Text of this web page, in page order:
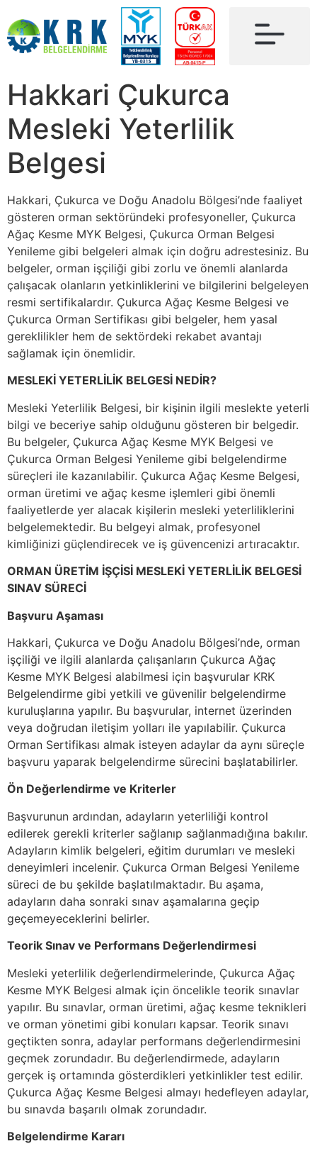
Hakkari Çukurca
Mesleki Yeterlilik
Belgesi
Hakkari, Çukurca ve Doğu Anadolu Bölgesi’nde faaliyet
gösteren orman sektöründeki profesyoneller, Çukurca
Ağaç Kesme MYK Belgesi, Çukurca Orman Belgesi
Yenileme gibi belgeleri almak için doğru adrestesiniz. Bu
belgeler, orman işçiliği gibi zorlu ve önemli alanlarda
çalışacak olanların yetkinliklerini ve bilgilerini belgeleyen
resmi sertifikalardır. Çukurca Ağaç Kesme Belgesi ve
Çukurca Orman Sertifikası gibi belgeler, hem yasal
gereklilikler hem de sektördeki rekabet avantajı
sağlamak için önemlidir.
MESLEKİ YETERLİLİK BELGESİ NEDİR?
Mesleki Yeterlilik Belgesi, bir kişinin ilgili meslekte yeterli
bilgi ve beceriye sahip olduğunu gösteren bir belgedir.
Bu belgeler, Çukurca Ağaç Kesme MYK Belgesi ve
Çukurca Orman Belgesi Yenileme gibi belgelendirme
süreçleri ile kazanılabilir. Çukurca Ağaç Kesme Belgesi,
orman üretimi ve ağaç kesme işlemleri gibi önemli
faaliyetlerde yer alacak kişilerin mesleki yeterliliklerini
belgelemektedir. Bu belgeyi almak, profesyonel
kimliğinizi güçlendirecek ve iş güvencenizi artıracaktır.
ORMAN ÜRETİM İŞÇİSİ MESLEKİ YETERLİLİK BELGESİ
SINAV SÜRECİ
Başvuru Aşaması
Hakkari, Çukurca ve Doğu Anadolu Bölgesi’nde, orman
işçiliği ve ilgili alanlarda çalışanların Çukurca Ağaç
Kesme MYK Belgesi alabilmesi için başvurular KRK
Belgelendirme gibi yetkili ve güvenilir belgelendirme
kuruluşlarına yapılır. Bu başvurular, internet üzerinden
veya doğrudan iletişim yolları ile yapılabilir. Çukurca
Orman Sertifikası almak isteyen adaylar da aynı süreçle
başvuru yaparak belgelendirme sürecini başlatabilirler.
Ön Değerlendirme ve Kriterler
Başvurunun ardından, adayların yeterliliği kontrol
edilerek gerekli kriterler sağlanıp sağlanmadığına bakılır.
Adayların kimlik belgeleri, eğitim durumları ve mesleki
deneyimleri incelenir. Çukurca Orman Belgesi Yenileme
süreci de bu şekilde başlatılmaktadır. Bu aşama,
adayların daha sonraki sınav aşamalarına geçip
geçemeyeceklerini belirler.
Teorik Sınav ve Performans Değerlendirmesi
Mesleki yeterlilik değerlendirmelerinde, Çukurca Ağaç
Kesme MYK Belgesi almak için öncelikle teorik sınavlar
yapılır. Bu sınavlar, orman üretimi, ağaç kesme teknikleri
ve orman yönetimi gibi konuları kapsar. Teorik sınavı
geçtikten sonra, adaylar performans değerlendirmesini
geçmek zorundadır. Bu değerlendirmede, adayların
gerçek iş ortamında gösterdikleri yetkinlikler test edilir.
Çukurca Ağaç Kesme Belgesi almayı hedefleyen adaylar,
bu sınavda başarılı olmak zorundadır.
Belgelendirme Kararı